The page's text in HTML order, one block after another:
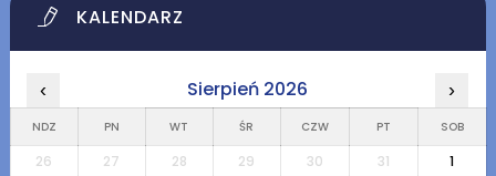
KALENDARZ
‹ Sierpień 2026 ›
NDZ PN WT ŚR CZW PT SOB
26 27 28 29 30 31
1